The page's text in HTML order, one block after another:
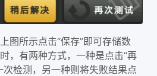
图所示点击“保存”即可存储数
，有两种方式，一种是点击“再
次检测，另一种则将失败结果点